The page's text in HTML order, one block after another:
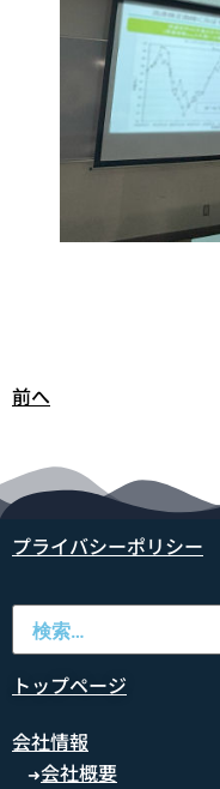
前へ
プライバシーポリシー
トップページ
会社情報
➜会社概要